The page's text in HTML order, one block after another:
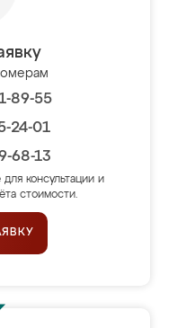
89-55
24-01
68-13
для консультации и
стоимости.